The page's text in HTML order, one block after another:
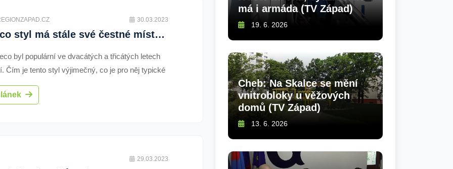
30.03.2023
Art deco styl má stále své čestné místo v českých domácnostech
byl populární ve dvacátých a třicátých letech
Čím je tento styl výjimečný, co je pro něj typické
něj i v současné době spousta českých
nedá dopustit? Domácnosti zařízené v tomto
29.03.2023
má i armáda (TV Západ)
19. 6. 2026
Cheb: Na Skalce se mění
vnitrobloky u věžových
domů (TV Západ)
13. 6. 2026